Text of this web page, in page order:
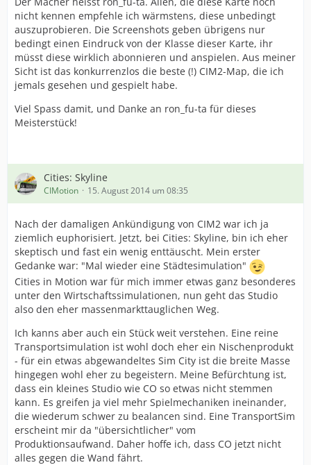
nicht kennen empfehle ich wärmstens, diese unbedingt
auszuprobieren. Die Screenshots geben übrigens nur
bedingt einen Eindruck von der Klasse dieser Karte, ihr
müsst diese wirklich abonnieren und anspielen. Aus meiner
Sicht ist das konkurrenzlos die beste (!) CIM2-Map, die ich
jemals gesehen und gespielt habe.
Viel Spass damit, und Danke an ron_fu-ta für dieses
Meisterstück!
Cities: Skyline
CIMotion 15. August 2014 um 08:35
Nach der damaligen Ankündigung von CIM2 war ich ja
ziemlich euphorisiert. Jetzt, bei Cities: Skyline, bin ich eher
skeptisch und fast ein wenig enttäuscht. Mein erster
Gedanke war: "Mal wieder eine Städtesimulation"
Cities in Motion war für mich immer etwas ganz besonderes
unter den Wirtschaftssimulationen, nun geht das Studio
also den eher massenmarkttauglichen Weg.
Ich kanns aber auch ein Stück weit verstehen. Eine reine
Transportsimulation ist wohl doch eher ein Nischenprodukt
- für ein etwas abgewandeltes Sim City ist die breite Masse
hingegen wohl eher zu begeistern. Meine Befürchtung ist,
dass ein kleines Studio wie CO so etwas nicht stemmen
kann. Es greifen ja viel mehr Spielmechaniken ineinander,
die wiederum schwer zu bealancen sind. Eine TransportSim
erscheint mir da "übersichtlicher" vom
Produktionsaufwand. Daher hoffe ich, dass CO jetzt nicht
alles gegen die Wand fährt.